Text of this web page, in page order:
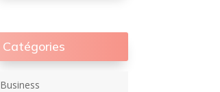
Catégories
Business